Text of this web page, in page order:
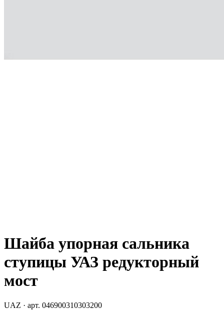
Шайба упорная сальника
ступицы УАЗ редукторный
мост
UAZ · арт. 046900310303200